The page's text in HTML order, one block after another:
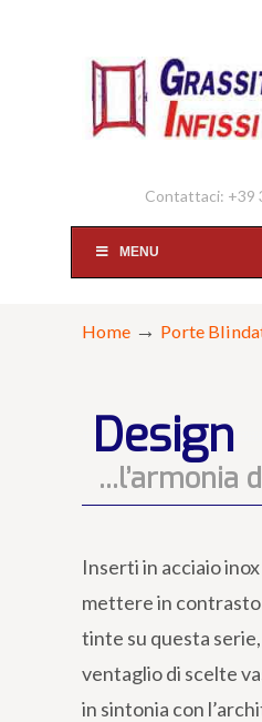
Contattaci: +39
MENU
Home → Porte
Design
...l’armonia
Inserti in acciaio
mettere in
tinte su questa
ventaglio di scelte
in sintonia con